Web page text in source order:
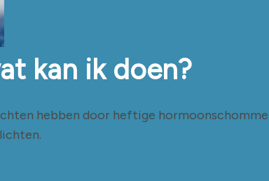
kan ik doen?
hebben door heftige